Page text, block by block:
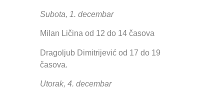
Subota, 1. decembar
Milan Ličina od 12 do 14 časova
Dragoljub Dimitrijević od 17 do 19
časova.
Utorak, 4. decembar